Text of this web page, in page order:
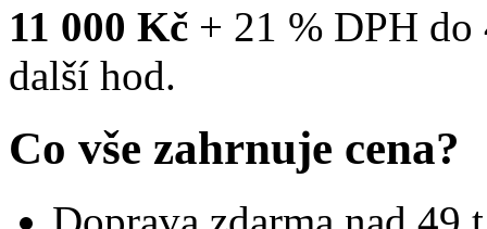
11 000 Kč + 21 % DPH do
další hod.
Co vše zahrnuje cena?